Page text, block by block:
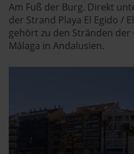
Am Fuß der Burg. Direkt
der Strand Playa El Egido /
gehört zu den Stränden der
Málaga in Andalusien.